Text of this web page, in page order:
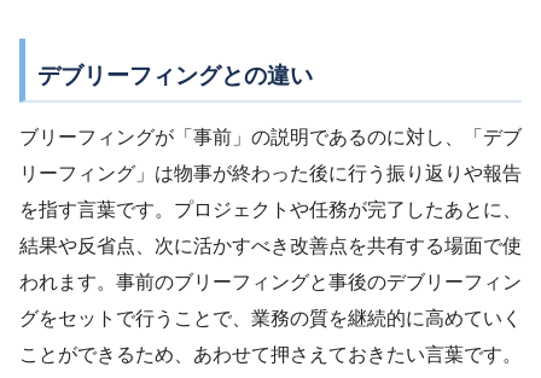
デブリーフィングとの違い
ブリーフィングが「事前」の説明であるのに対し、「デブ
リーフィング」は物事が終わった後に行う振り返りや報告
を指す言葉です。プロジェクトや任務が完了したあとに、
結果や反省点、次に活かすべき改善点を共有する場面で使
われます。事前のブリーフィングと事後のデブリーフィン
グをセットで行うことで、業務の質を継続的に高めていく
ことができるため、あわせて押さえておきたい言葉です。